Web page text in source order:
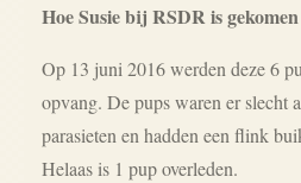
Hoe Susie bij RSDR is gekomen
Op 13 juni 2016 werden deze 6
opvang. De pups waren er slecht
parasieten en hadden een flink
Helaas is 1 pup overleden.